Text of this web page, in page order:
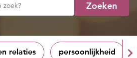
Zoeken
relaties persoonlijkheid